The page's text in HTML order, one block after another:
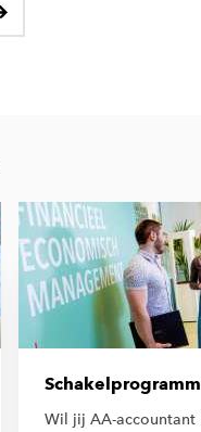
Wil jij AA-accountant